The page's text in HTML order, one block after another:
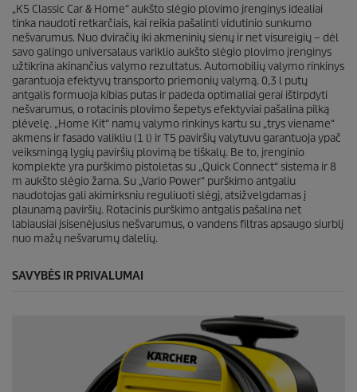
e
i
t
ų
:
2
3
„K5 Classic Car & Home“ aukšto slėgio plovimo įrenginys idealiai
tinka naudoti retkarčiais, kai reikia pašalinti vidutinio sunkumo
nešvarumus. Nuo dviračių iki akmeninių sienų ir net visureigių – dėl
savo galingo universalaus variklio aukšto slėgio plovimo įrenginys
užtikrina akinančius valymo rezultatus. Automobilių valymo rinkinys
garantuoja efektyvų transporto priemonių valymą. 0,3 l putų
antgalis formuoja kibias putas ir padeda optimaliai gerai ištirpdyti
nešvarumus, o rotacinis plovimo šepetys efektyviai pašalina pilką
plėvelę. „Home Kit“ namų valymo rinkinys kartu su „trys viename“
akmens ir fasado valikliu (1 l) ir T5 paviršių valytuvu garantuoja ypač
veiksmingą lygių paviršių plovimą be tiškalų. Be to, įrenginio
komplekte yra purškimo pistoletas su „Quick Connect“ sistema ir 8
m aukšto slėgio žarna. Su „Vario Power“ purškimo antgaliu
naudotojas gali akimirksniu reguliuoti slėgį, atsižvelgdamas į
plaunamą paviršių. Rotacinis purškimo antgalis pašalina net
labiausiai įsisenėjusius nešvarumus, o vandens filtras apsaugo siurblį
nuo mažų nešvarumų dalelių.
SAVYBĖS IR PRIVALUMAI